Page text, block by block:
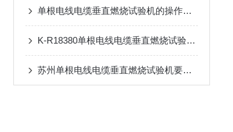
单根电线电缆垂直燃烧试验机的操作步骤
K-R18380单根电线电缆垂直燃烧试验机的使用说明
苏州单根电线电缆垂直燃烧试验机要注意的使用环境